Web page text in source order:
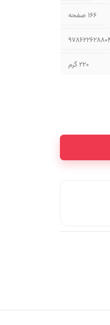
۱۶۶ صفحه
220 گرم